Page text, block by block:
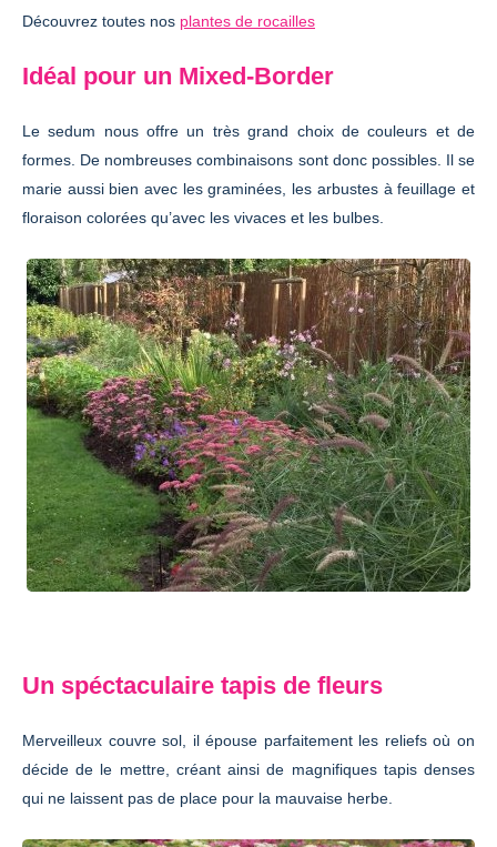
Découvrez toutes nos plantes de rocailles
Idéal pour un Mixed-Border
Le sedum nous offre un très grand choix de couleurs et de
formes. De nombreuses combinaisons sont donc possibles. Il se
marie aussi bien avec les graminées, les arbustes à feuillage et
floraison colorées qu’avec les vivaces et les bulbes.
Un spéctaculaire tapis de fleurs
Merveilleux couvre sol, il épouse parfaitement les reliefs où on
décide de le mettre, créant ainsi de magnifiques tapis denses
qui ne laissent pas de place pour la mauvaise herbe.